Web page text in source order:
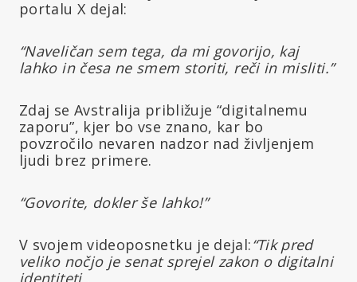
portalu X dejal:
“Naveličan sem tega, da mi govorijo, kaj
lahko in česa ne smem storiti, reči in misliti.”
Zdaj se Avstralija približuje “digitalnemu
zaporu”, kjer bo vse znano, kar bo
povzročilo nevaren nadzor nad življenjem
ljudi brez primere.
“Govorite, dokler še lahko!”
V svojem videoposnetku je dejal:“Tik pred
veliko nočjo je senat sprejel zakon o digitalni
identiteti .